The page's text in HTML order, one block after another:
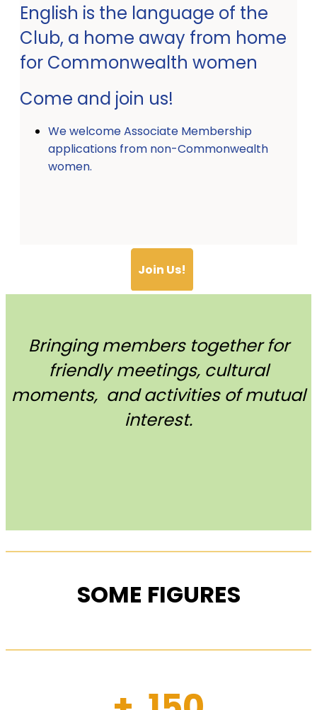
English is the language of the
Club, a home away from home
for Commonwealth women
Come and join us!
We welcome Associate Membership
applications from non-Commonwealth
women.
Join Us!
Bringing members together for
friendly meetings, cultural
moments, and activities of mutual
interest.
SOME FIGURES